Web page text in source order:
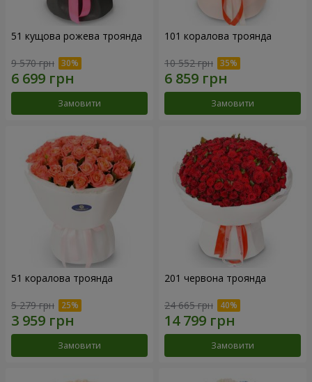
51 кущова рожева троянда
9 570 грн
Замовити
101 коралова троянда
10 552 грн
Замовити
51 коралова троянда
5 279 грн
Замовити
201 червона троянда
24 665 грн
Замовити